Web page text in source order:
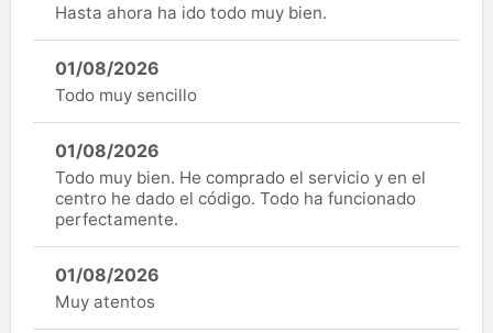
Hasta ahora ha ido todo muy bien.
01/08/2026
Todo muy sencillo
01/08/2026
Todo muy bien. He comprado el servicio y en el
centro he dado el código. Todo ha funcionado
perfectamente.
01/08/2026
Muy atentos